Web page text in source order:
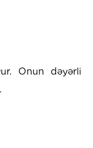
Onun dəyərli